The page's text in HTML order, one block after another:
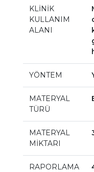
KLİNİK
KULLANIM
ALANI
YÖNTEM
MATERYAL
TÜRÜ
MATERYAL
MİKTARI
RAPORLAMA